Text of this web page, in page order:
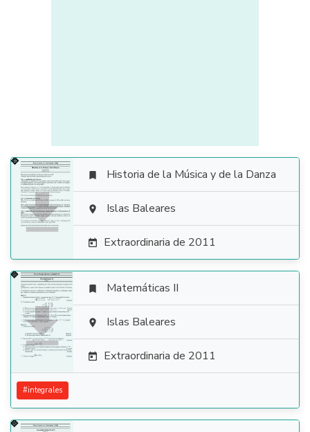

 Historia de la Música y de la Danza
 Islas Baleares
 Extraordinaria de 2011

 Matemáticas II
 Islas Baleares
 Extraordinaria de 2011
#integrales